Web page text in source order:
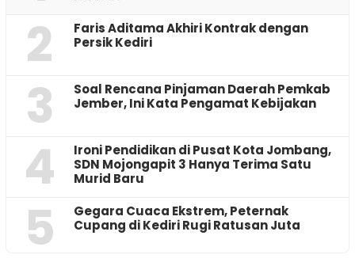
2
Faris Aditama Akhiri Kontrak dengan
Persik Kediri
3
‎Soal Rencana Pinjaman Daerah Pemkab
Jember, Ini Kata Pengamat Kebijakan ‎
4
Ironi Pendidikan di Pusat Kota Jombang,
SDN Mojongapit 3 Hanya Terima Satu
Murid Baru
5
‎Gegara Cuaca Ekstrem, Peternak
Cupang di Kediri Rugi Ratusan Juta